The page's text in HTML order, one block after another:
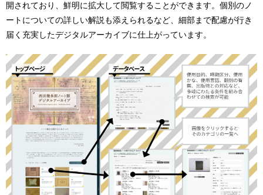
開されており、鮮明に拡大して閲覧することができます。個別のノ
ートについての詳しい解説も添えられるなど、細部まで配慮が行き
届く充実したデジタルアーカイブに仕上がっています。